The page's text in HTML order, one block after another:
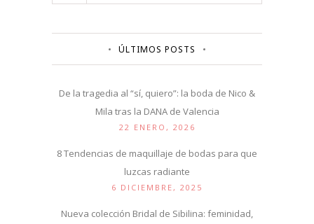
ÚLTIMOS POSTS
De la tragedia al “sí, quiero”: la boda de Nico &
Mila tras la DANA de Valencia
22 ENERO, 2026
8 Tendencias de maquillaje de bodas para que
luzcas radiante
6 DICIEMBRE, 2025
Nueva colección Bridal de Sibilina: feminidad,